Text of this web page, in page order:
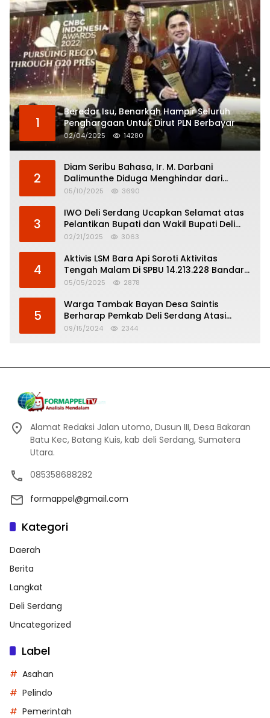
1
Beredar Isu, Benarkah Hampir Seluruh
Penghargaan Untuk Dirut PLN Berbayar
02/04/2025 14280
2
Diam Seribu Bahasa, Ir. M. Darbani
Dalimunthe Diduga Menghindar dari
Pertanggungjawaban Politik
05/10/2025 3690
3
IWO Deli Serdang Ucapkan Selamat atas
Pelantikan Bupati dan Wakil Bupati Deli
Serdang
02/21/2025 3063
4
Aktivis LSM Bara Api Soroti Aktivitas
Tengah Malam Di SPBU 14.213.228 Bandar
Tinggi
05/05/2025 2878
5
Warga Tambak Bayan Desa Saintis
Berharap Pemkab Deli Serdang Atasi
Banjir
09/15/2024 2344
Alamat Redaksi Jalan utomo, Dusun III, Desa Bakaran
Batu Kec, Batang Kuis, kab deli Serdang, Sumatera
Utara.
085358688282
formappel@gmail.com
Kategori
Daerah
Berita
Langkat
Deli Serdang
Uncategorized
Label
Asahan
Pelindo
Pemerintah